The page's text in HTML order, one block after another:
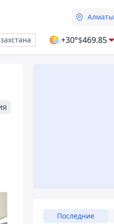
Алматы
+30°$469.85
Последние